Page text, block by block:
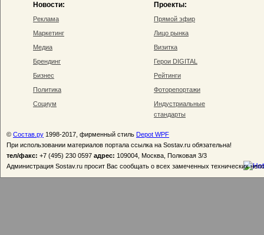
Новости:
Реклама
Маркетинг
Медиа
Брендинг
Бизнес
Политика
Социум
Проекты:
Прямой эфир
Лицо рынка
Визитка
Герои DIGITAL
Рейтинги
Фоторепортажи
Индустриальные
стандарты
© Состав.ру 1998-2017, фирменный стиль Depot WPF
При использовании материалов портала ссылка на Sostav.ru обязательна!
тел/факс: +7 (495) 230 0597 адрес: 109004, Москва, Полковая 3/3
Администрация Sostav.ru просит Вас сообщать о всех замеченных технических